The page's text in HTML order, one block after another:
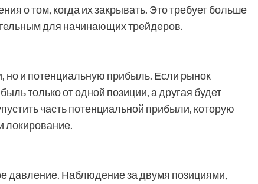
о том, когда их закрывать. Это требует больше
для начинающих трейдеров.
но и потенциальную прибыль. Если рынок
только от одной позиции, а другая будет
часть потенциальной прибыли, которую
локирование.
давление. Наблюдение за двумя позициями,